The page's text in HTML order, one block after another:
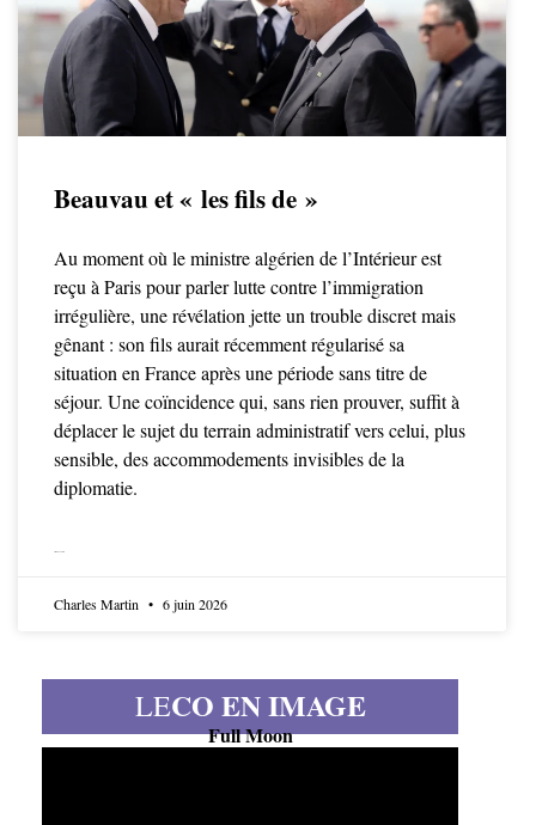
Beauvau et « les fils de »
Au moment où le ministre algérien de l’Intérieur est
reçu à Paris pour parler lutte contre l’immigration
irrégulière, une révélation jette un trouble discret mais
gênant : son fils aurait récemment régularisé sa
situation en France après une période sans titre de
séjour. Une coïncidence qui, sans rien prouver, suffit à
déplacer le sujet du terrain administratif vers celui, plus
sensible, des accommodements invisibles de la
diplomatie.
Charles Martin 6 juin 2026
LECO EN IMAGE
Full Moon